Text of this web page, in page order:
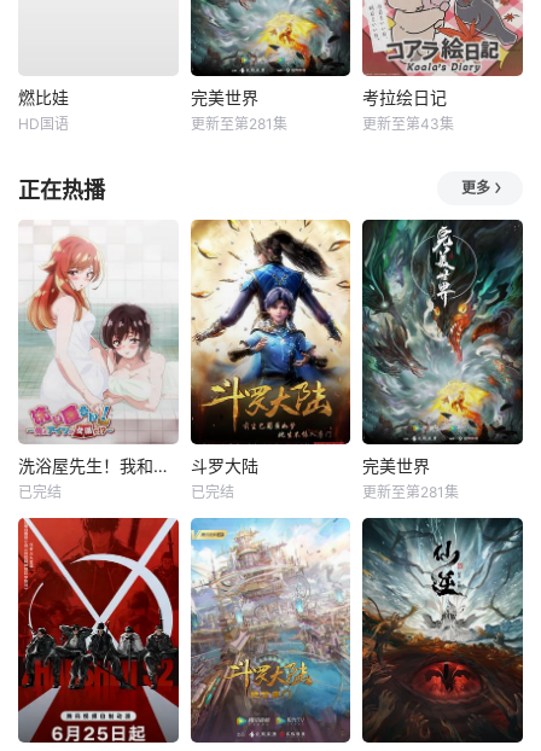
燃比娃
HD国语
完美世界
更新至第281集
考拉绘日记
更新至第43集
正在热播 更多
洗浴屋先生！我和那家伙在女浴池！？
已完结
斗罗大陆
已完结
完美世界
更新至第281集